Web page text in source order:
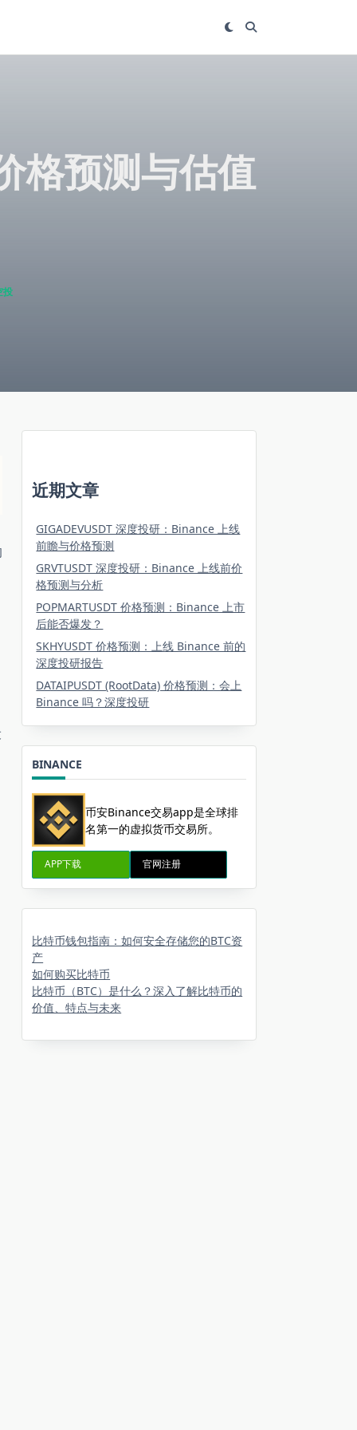
格预测与估值
投
近期文章
GIGADEVUSDT 深度投研：Binance 上线
前瞻与价格预测
GRVTUSDT 深度投研：Binance 上线前价
格预测与分析
POPMARTUSDT 价格预测：Binance 上市
后能否爆发？
SKHYUSDT 价格预测：上线 Binance 前的
深度投研报告
DATAIPUSDT (RootData) 价格预测：会上
Binance 吗？深度投研
BINANCE
币安Binance交易app是全球排
名第一的虚拟货币交易所。
APP下载 官网注册
比特币钱包指南：如何安全存储您的BTC资
产
如何购买比特币
比特币（BTC）是什么？深入了解比特币的
价值、特点与未来